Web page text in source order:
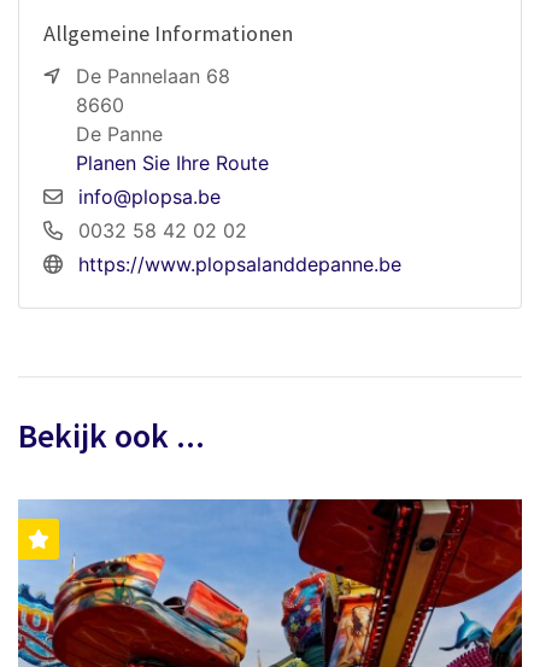
Allgemeine Informationen
De Pannelaan 68
8660
De Panne
Planen Sie Ihre Route
info@plopsa.be
0032 58 42 02 02
https://www.plopsalanddepanne.be
Bekijk ook ...